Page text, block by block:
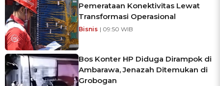
Pemerataan Konektivitas Lewat
Transformasi Operasional
Bisnis | 09:50 WIB
Bos Konter HP Diduga Dirampok di
Ambarawa, Jenazah Ditemukan di
Grobogan